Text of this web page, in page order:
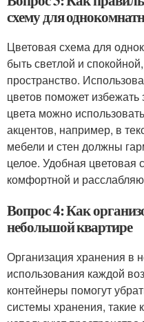
схему для
Цветовая схема для
быть светлой и
пространство.
цветов поможет
цвета можно
акцентов, например, в
мебели и стен должны
целое. Удобная цветовая
комфортной и
Вопрос 4: Как
небольшой квартире
Организация хранения в
использования каждой
контейнеры помогут
системы хранения,